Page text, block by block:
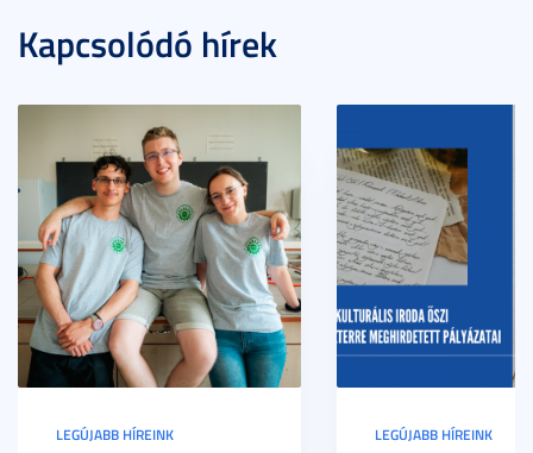
Kapcsolódó hírek
LEGÚJABB HÍREINK LEGÚJABB HÍREINK